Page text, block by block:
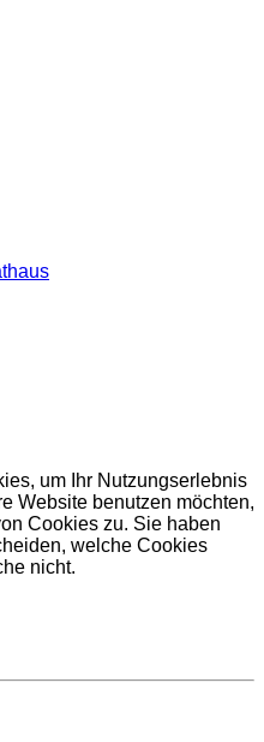
um Ihr Nutzungserlebnis
Website benutzen möchten,
Cookies zu. Sie haben
welche Cookies
nicht.